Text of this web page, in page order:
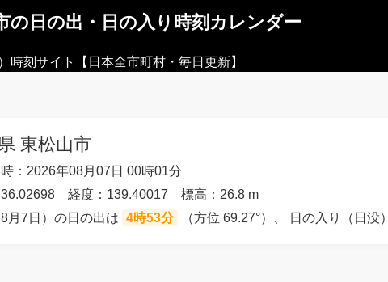
の日の出・日の入り時刻カレンダー
時刻サイト【日本全市町村・毎日更新】
東松山市
：2026年08月07日 00時01分
36.02698 経度：139.40017 標高：26.8 m
月7日）の日の出は 4時53分 （方位 69.27°）、 日の入り（日没